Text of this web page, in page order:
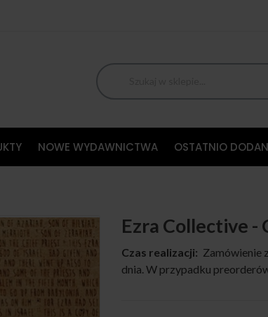
NOWE WYDAWNICTWA OSTATNIO
Ezra Collective -
Czas realizacji: Zamówienie
dnia. W przypadku